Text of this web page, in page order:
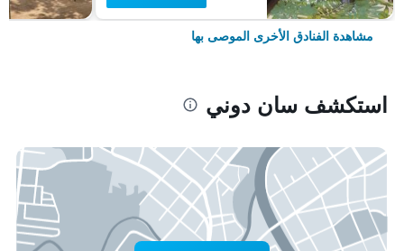
مشاهدة الفنادق الأخرى الموصى بها
استكشف سان دوني